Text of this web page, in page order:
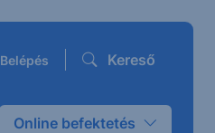
Belépés Kereső
Online befektetés